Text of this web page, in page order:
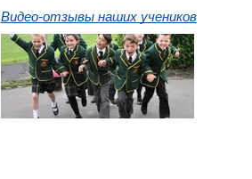
Видео-отзывы наших учеников